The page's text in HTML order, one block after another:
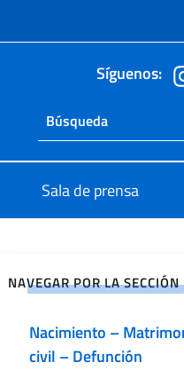
Síguenos:
Ricerca
Buscar en el sitio
Sala de prensa
NAVEGAR POR LA SECCIÓN
Nacimiento –
civil – Defunción